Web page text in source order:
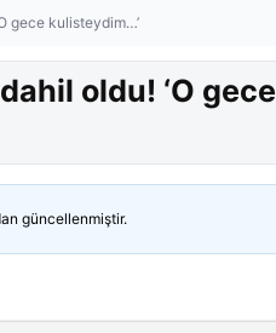
gece kulisteydim…’
oldu! ‘O gece
güncellenmiştir.